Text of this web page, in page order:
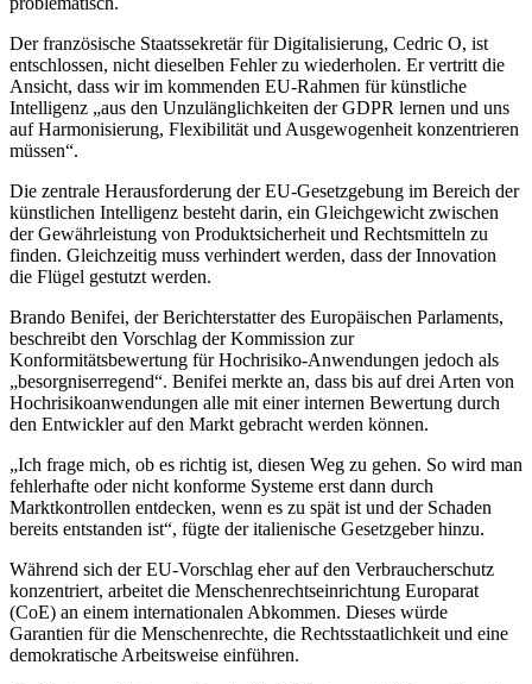
Der französische Staatssekretär für Digitalisierung, Cedric O, ist
entschlossen, nicht dieselben Fehler zu wiederholen. Er vertritt die
Ansicht, dass wir im kommenden EU-Rahmen für künstliche
Intelligenz „aus den Unzulänglichkeiten der GDPR lernen und uns
auf Harmonisierung, Flexibilität und Ausgewogenheit konzentrieren
müssen“.
Die zentrale Herausforderung der EU-Gesetzgebung im Bereich der
künstlichen Intelligenz besteht darin, ein Gleichgewicht zwischen
der Gewährleistung von Produktsicherheit und Rechtsmitteln zu
finden. Gleichzeitig muss verhindert werden, dass der Innovation
die Flügel gestutzt werden.
Brando Benifei, der Berichterstatter des Europäischen Parlaments,
beschreibt den Vorschlag der Kommission zur
Konformitätsbewertung für Hochrisiko-Anwendungen jedoch als
„besorgniserregend“. Benifei merkte an, dass bis auf drei Arten von
Hochrisikoanwendungen alle mit einer internen Bewertung durch
den Entwickler auf den Markt gebracht werden können.
„Ich frage mich, ob es richtig ist, diesen Weg zu gehen. So wird man
fehlerhafte oder nicht konforme Systeme erst dann durch
Marktkontrollen entdecken, wenn es zu spät ist und der Schaden
bereits entstanden ist“, fügte der italienische Gesetzgeber hinzu.
Während sich der EU-Vorschlag eher auf den Verbraucherschutz
konzentriert, arbeitet die Menschenrechtseinrichtung Europarat
(CoE) an einem internationalen Abkommen. Dieses würde
Garantien für die Menschenrechte, die Rechtsstaatlichkeit und eine
demokratische Arbeitsweise einführen.